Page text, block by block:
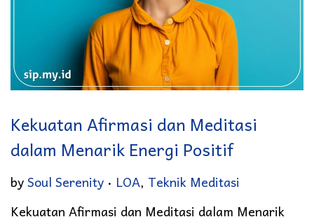
Kekuatan Afirmasi dan Meditasi
dalam Menarik Energi Positif
bySoul Serenity . Posted in
LOA, Teknik Meditasi
Kekuatan Afirmasi dan Meditasi dalam Menarik